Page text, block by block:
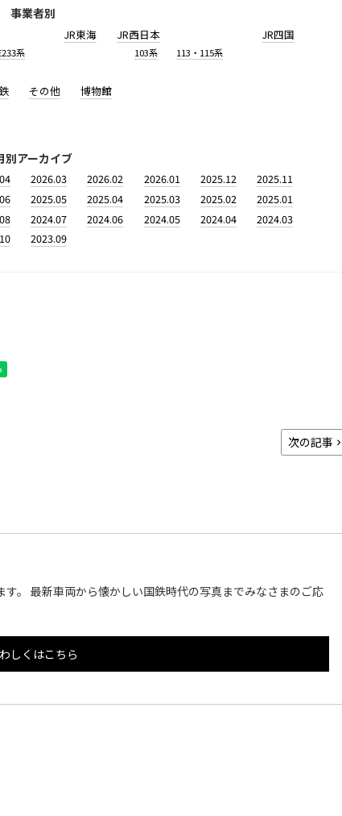
事業者別
系
JR東海 JR西日本
103系 113・115系
JR四国
その他 博物館
別アーカイブ
2026.03 2026.02 2026.01 2025.12
2025.11
2025.05 2025.04 2025.03 2025.02
2025.01
2024.07 2024.06 2024.05 2024.04
2024.03
2023.09
次の記事
。 最新車両から懐かしい国鉄時代の写真までみなさまのご応
しくはこちら